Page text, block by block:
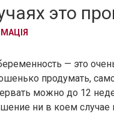
это
— это
продумать,
можно до 12
ни в коем случае